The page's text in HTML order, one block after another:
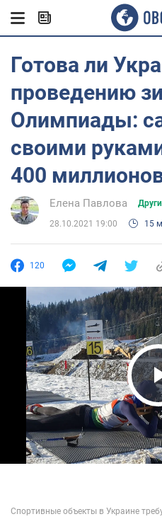
Готова ли
проведению
Олимпиады:
своими
400
Елена Павлова
28.10.2021 19:00 15
120